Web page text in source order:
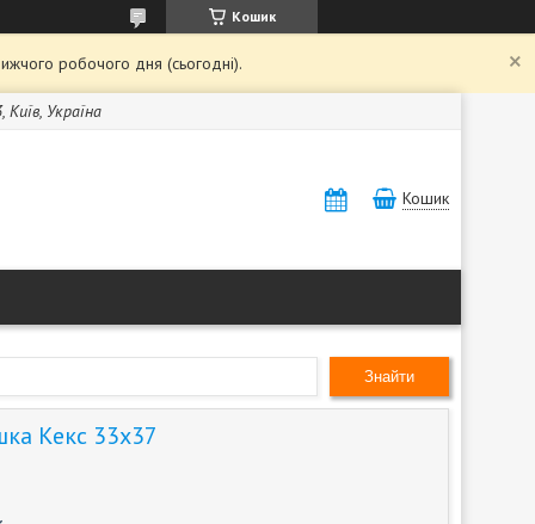
Кошик
робочого дня (сьогодні).
Київ, Україна
Кошик
Знайти
Кекс 33х37